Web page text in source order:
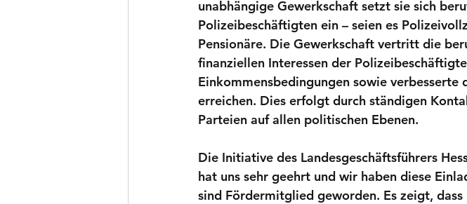
unabhängige Gewerkschaft setzt sie sich
Polizeibeschäftigten ein – seien es
Pensionäre. Die Gewerkschaft vertritt die
finanziellen Interessen der
Einkommensbedingungen sowie verbesserte
erreichen. Dies erfolgt durch ständigen
Parteien auf allen politischen Ebenen.
Die Initiative des Landesgeschäftsführers
hat uns sehr geehrt und wir haben diese
sind Fördermitglied geworden. Es zeigt,